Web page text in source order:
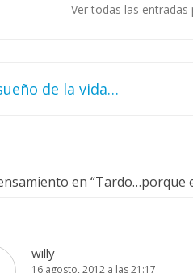
Ver todas las entradas
de la vida…
en “Tardo…porque
willy
16 agosto, 2012 a las 21:17